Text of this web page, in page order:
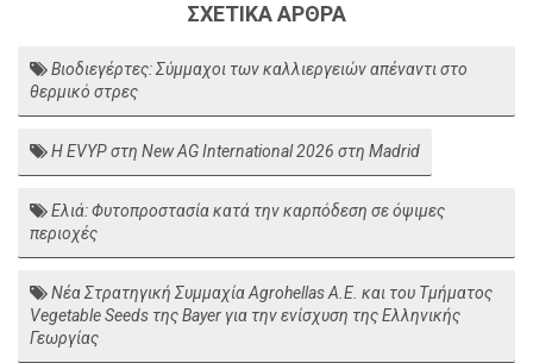
ΣΧΕΤΙΚΑ ΑΡΘΡΑ
Βιοδιεγέρτες: Σύμμαχοι των καλλιεργειών απέναντι στο
θερμικό στρες
Η EVYP στη New AG International 2026 στη Madrid
Ελιά: Φυτοπροστασία κατά την καρπόδεση σε όψιμες
περιοχές
Νέα Στρατηγική Συμμαχία Agrohellas Α.Ε. και του Τμήματος
Vegetable Seeds της Bayer για την ενίσχυση της Ελληνικής
Γεωργίας